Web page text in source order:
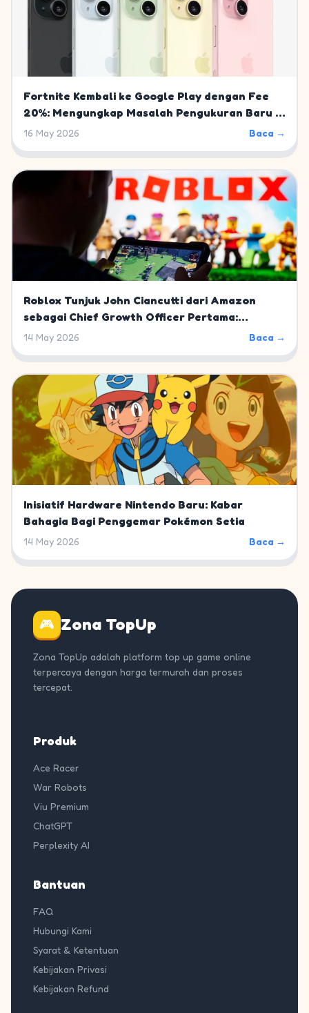
Fortnite Kembali ke Google Play dengan Fee
20%: Mengungkap Masalah Pengukuran Baru di
Mobile Gaming
16 May 2026 Baca →
Roblox Tunjuk John Ciancutti dari Amazon
sebagai Chief Growth Officer Pertama:
Langkah Strategis Menuju 10% Pasar Gaming
14 May 2026 Baca →
Inisiatif Hardware Nintendo Baru: Kabar
Bahagia Bagi Penggemar Pokémon Setia
14 May 2026 Baca →
🎮 Zona TopUp
Zona TopUp adalah platform top up game online
terpercaya dengan harga termurah dan proses
tercepat.
Produk
Ace Racer
War Robots
Viu Premium
ChatGPT
Perplexity AI
Bantuan
FAQ
Hubungi Kami
Syarat & Ketentuan
Kebijakan Privasi
Kebijakan Refund